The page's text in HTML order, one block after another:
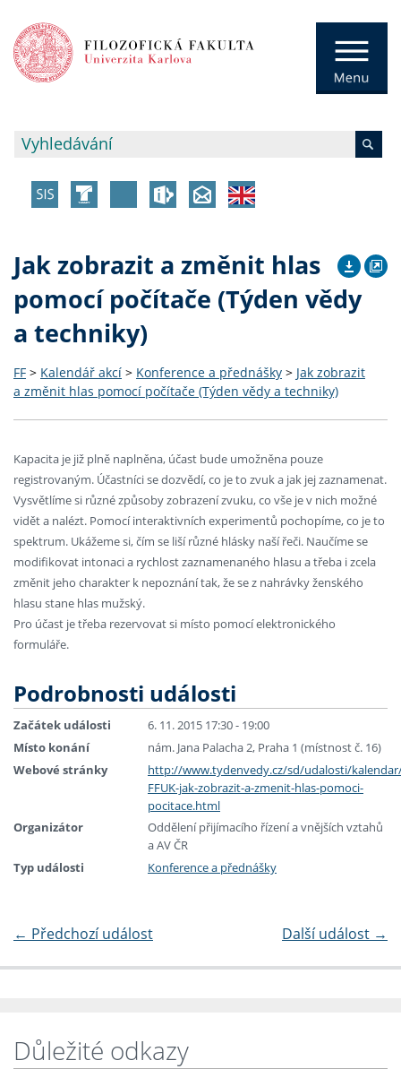
Jak zobrazit a změnit hlas
pomocí počítače (Týden vědy
a techniky)
FF > Kalendář akcí > Konference a přednášky > Jak zobrazit
a změnit hlas pomocí počítače (Týden vědy a techniky)
Kapacita je již plně naplněna, účast bude umožněna pouze
registrovaným. Účastníci se dozvědí, co je to zvuk a jak jej zaznamenat.
Vysvětlíme si různé způsoby zobrazení zvuku, co vše je v nich možné
vidět a nalézt. Pomocí interaktivních experimentů pochopíme, co je to
spektrum. Ukážeme si, čím se liší různé hlásky naší řeči. Naučíme se
modifikovat intonaci a rychlost zaznamenaného hlasu a třeba i zcela
změnit jeho charakter k nepoznání tak, že se z nahrávky ženského
hlasu stane hlas mužský.
Pro účast je třeba rezervovat si místo pomocí elektronického
formuláře.
Podrobnosti události
Začátek události
6. 11. 2015 17:30 - 19:00
Místo konání
nám. Jana Palacha 2, Praha 1 (místnost č. 16)
Webové stránky
http://www.tydenvedy.cz/sd/udalosti/kalendar/
FFUK-jak-zobrazit-a-zmenit-hlas-pomoci-
pocitace.html
Organizátor
Oddělení přijímacího řízení a vnějších vztahů
a AV ČR
Typ události
Konference a přednášky
← Předchozí událost Další událost →
Důležité odkazy